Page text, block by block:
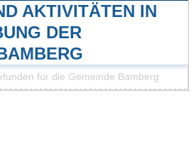
AKTIVITÄTEN IN
DER
für die Gemeinde Bamberg